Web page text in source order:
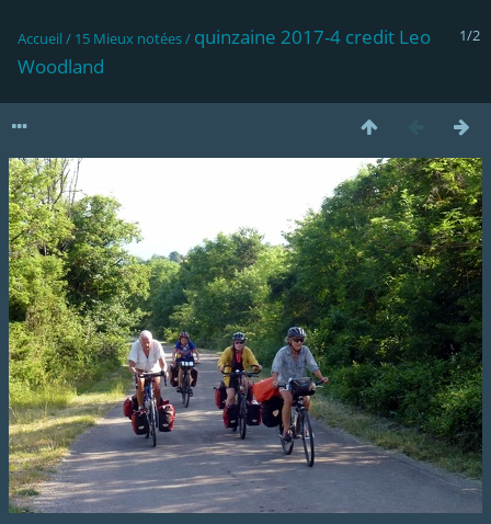
1/2
Accueil / 15 Mieux notées/ quinzaine 2017-4 credit Leo
Woodland